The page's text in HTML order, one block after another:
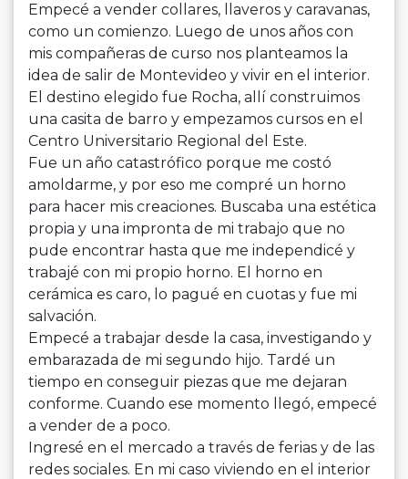
Empecé a vender collares, llaveros y caravanas,
como un comienzo. Luego de unos años con
mis compañeras de curso nos planteamos la
idea de salir de Montevideo y vivir en el interior.
El destino elegido fue Rocha, allí construimos
una casita de barro y empezamos cursos en el
Centro Universitario Regional del Este.
Fue un año catastrófico porque me costó
amoldarme, y por eso me compré un horno
para hacer mis creaciones. Buscaba una estética
propia y una impronta de mi trabajo que no
pude encontrar hasta que me independicé y
trabajé con mi propio horno. El horno en
cerámica es caro, lo pagué en cuotas y fue mi
salvación.
Empecé a trabajar desde la casa, investigando y
embarazada de mi segundo hijo. Tardé un
tiempo en conseguir piezas que me dejaran
conforme. Cuando ese momento llegó, empecé
a vender de a poco.
Ingresé en el mercado a través de ferias y de las
redes sociales. En mi caso viviendo en el interior